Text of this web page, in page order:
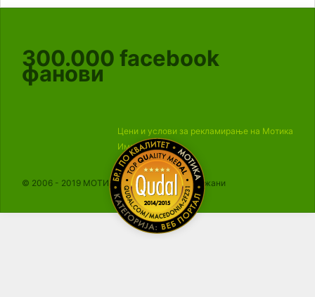
300.000 facebook
фанови
Цени и услови за рекламирање на Мотика
Импресум
© 2006 - 2019 МОТИКА, Сите права се задржани